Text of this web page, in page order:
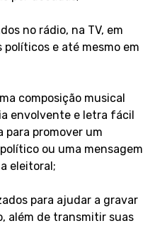
no rádio, na TV, em
políticos e até mesmo em
composição musical
envolvente e letra fácil
para promover um
ou uma mensagem
eleitoral;
para ajudar a gravar
além de transmitir suas